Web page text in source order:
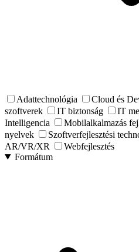
Adattechnológia Cloud és
szoftverek
IT biztonság IT
Intelligencia
Mobilalkalmazás
nyelvek
Szoftverfejlesztési
AR/VR/XR
Webfejlesztés
Formátum